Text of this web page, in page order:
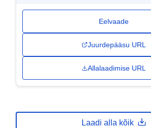
Eelvaade
Juurdepääsu URL
Allalaadimise URL
Laadi alla kõik